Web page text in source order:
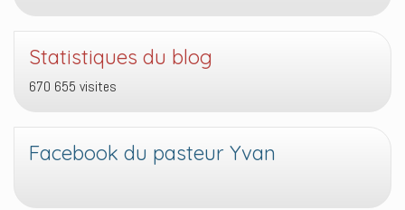
Statistiques du blog
670 655 visites
Facebook du pasteur Yvan